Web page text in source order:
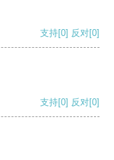
支持[0] 反对[0]
支持[0] 反对[0]